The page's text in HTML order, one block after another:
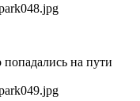
на пути